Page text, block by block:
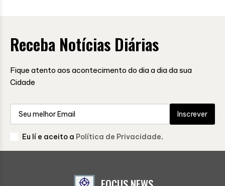
Receba Notícias Diárias
Fique atento aos acontecimento do dia a dia da sua
Cidade
Inscrever
Eu lí e aceito a Política de Privacidade.